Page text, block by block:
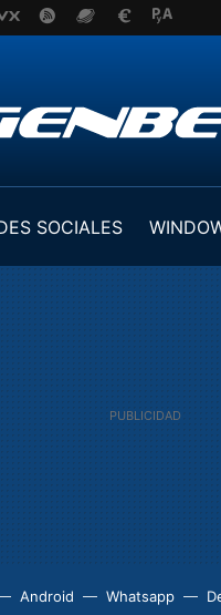
SOCIALES
Android Whatsapp